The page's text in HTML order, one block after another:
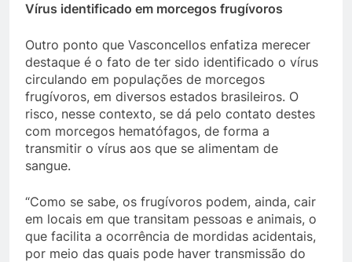
Vírus identificado em morcegos frugívoros
Outro ponto que Vasconcellos enfatiza merecer
destaque é o fato de ter sido identificado o vírus
circulando em populações de morcegos
frugívoros, em diversos estados brasileiros. O
risco, nesse contexto, se dá pelo contato destes
com morcegos hematófagos, de forma a
transmitir o vírus aos que se alimentam de
sangue.
“Como se sabe, os frugívoros podem, ainda, cair
em locais em que transitam pessoas e animais, o
que facilita a ocorrência de mordidas acidentais,
por meio das quais pode haver transmissão do